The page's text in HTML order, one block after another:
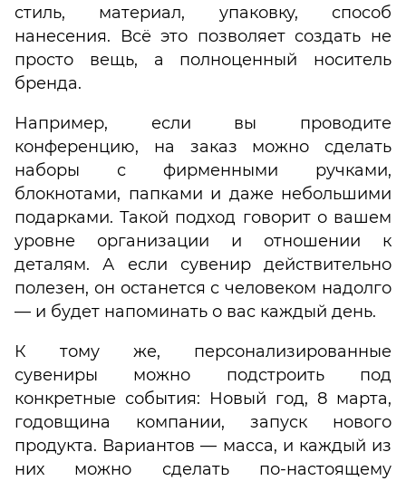
стиль, материал, упаковку, способ
нанесения. Всё это позволяет создать не
просто вещь, а полноценный носитель
бренда.
Например, если вы проводите
конференцию, на заказ можно сделать
наборы с фирменными ручками,
блокнотами, папками и даже небольшими
подарками. Такой подход говорит о вашем
уровне организации и отношении к
деталям. А если сувенир действительно
полезен, он останется с человеком надолго
— и будет напоминать о вас каждый день.
К тому же, персонализированные
сувениры можно подстроить под
конкретные события: Новый год, 8 марта,
годовщина компании, запуск нового
продукта. Вариантов — масса, и каждый из
них можно сделать по-настоящему